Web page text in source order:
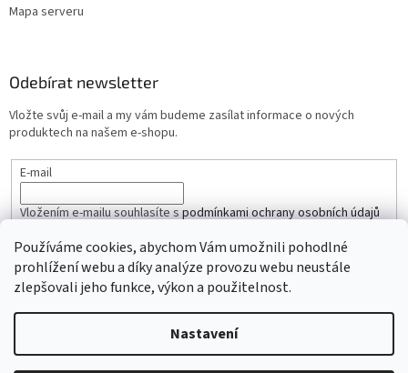
Používáme cookies, abychom Vám umožnili pohodlné
prohlížení webu a díky analýze provozu webu neustále
zlepšovali jeho funkce, výkon a použitelnost.
Nastavení
Mapa serveru
Odebírat newsletter
Vložte svůj e-mail a my vám budeme zasílat informace o nových
produktech na našem e-shopu.
E-mail
Vložením e-mailu souhlasíte spodmínkami ochrany osobních údajů
PŘIHLÁSIT SE
Vytvořil Shoptet